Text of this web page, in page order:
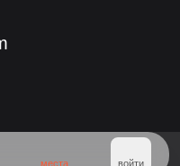
места войти